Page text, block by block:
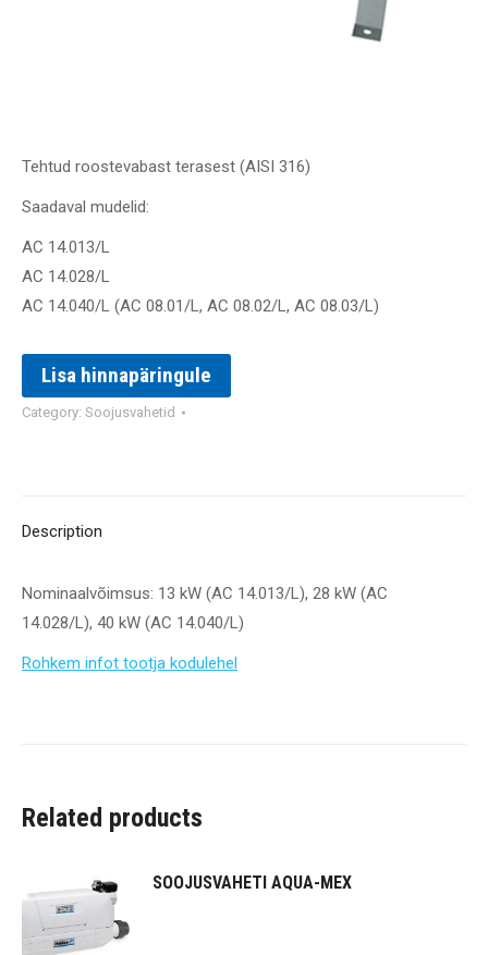
Tehtud roostevabast terasest (AISI 316)
Saadaval mudelid:
АС 14.013/L
AC 14.028/L
AC 14.040/L (АС 08.01/L, AC 08.02/L, AC 08.03/L)
Lisa hinnapäringule
Category: Soojusvahetid
Description
Nominaalvõimsus: 13 kW (AC 14.013/L), 28 kW (AC
14.028/L), 40 kW (AC 14.040/L)
Rohkem infot tootja kodulehel
Related products
SOOJUSVAHETI AQUA-MEX